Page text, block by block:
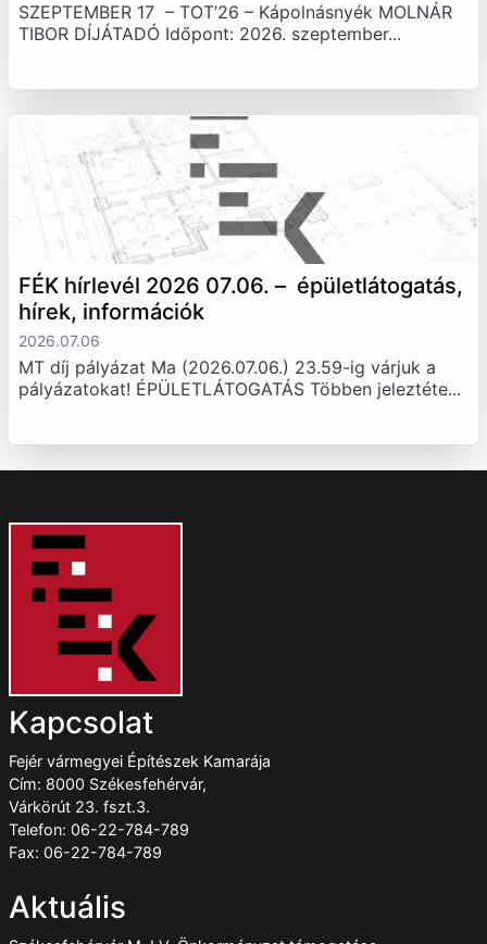
SZEPTEMBER 17 – TOT’26 – Kápolnásnyék MOLNÁR
TIBOR DÍJÁTADÓ Időpont: 2026. szeptember...
FÉK hírlevél 2026 07.06. – épületlátogatás,
hírek, információk
2026.07.06
MT díj pályázat Ma (2026.07.06.) 23.59-ig várjuk a
pályázatokat! ÉPÜLETLÁTOGATÁS Többen jeleztéte...
Kapcsolat
Fejér vármegyei Építészek Kamarája
Cím: 8000 Székesfehérvár,
Várkörút 23. fszt.3.
Telefon: 06-22-784-789
Fax: 06-22-784-789
Aktuális